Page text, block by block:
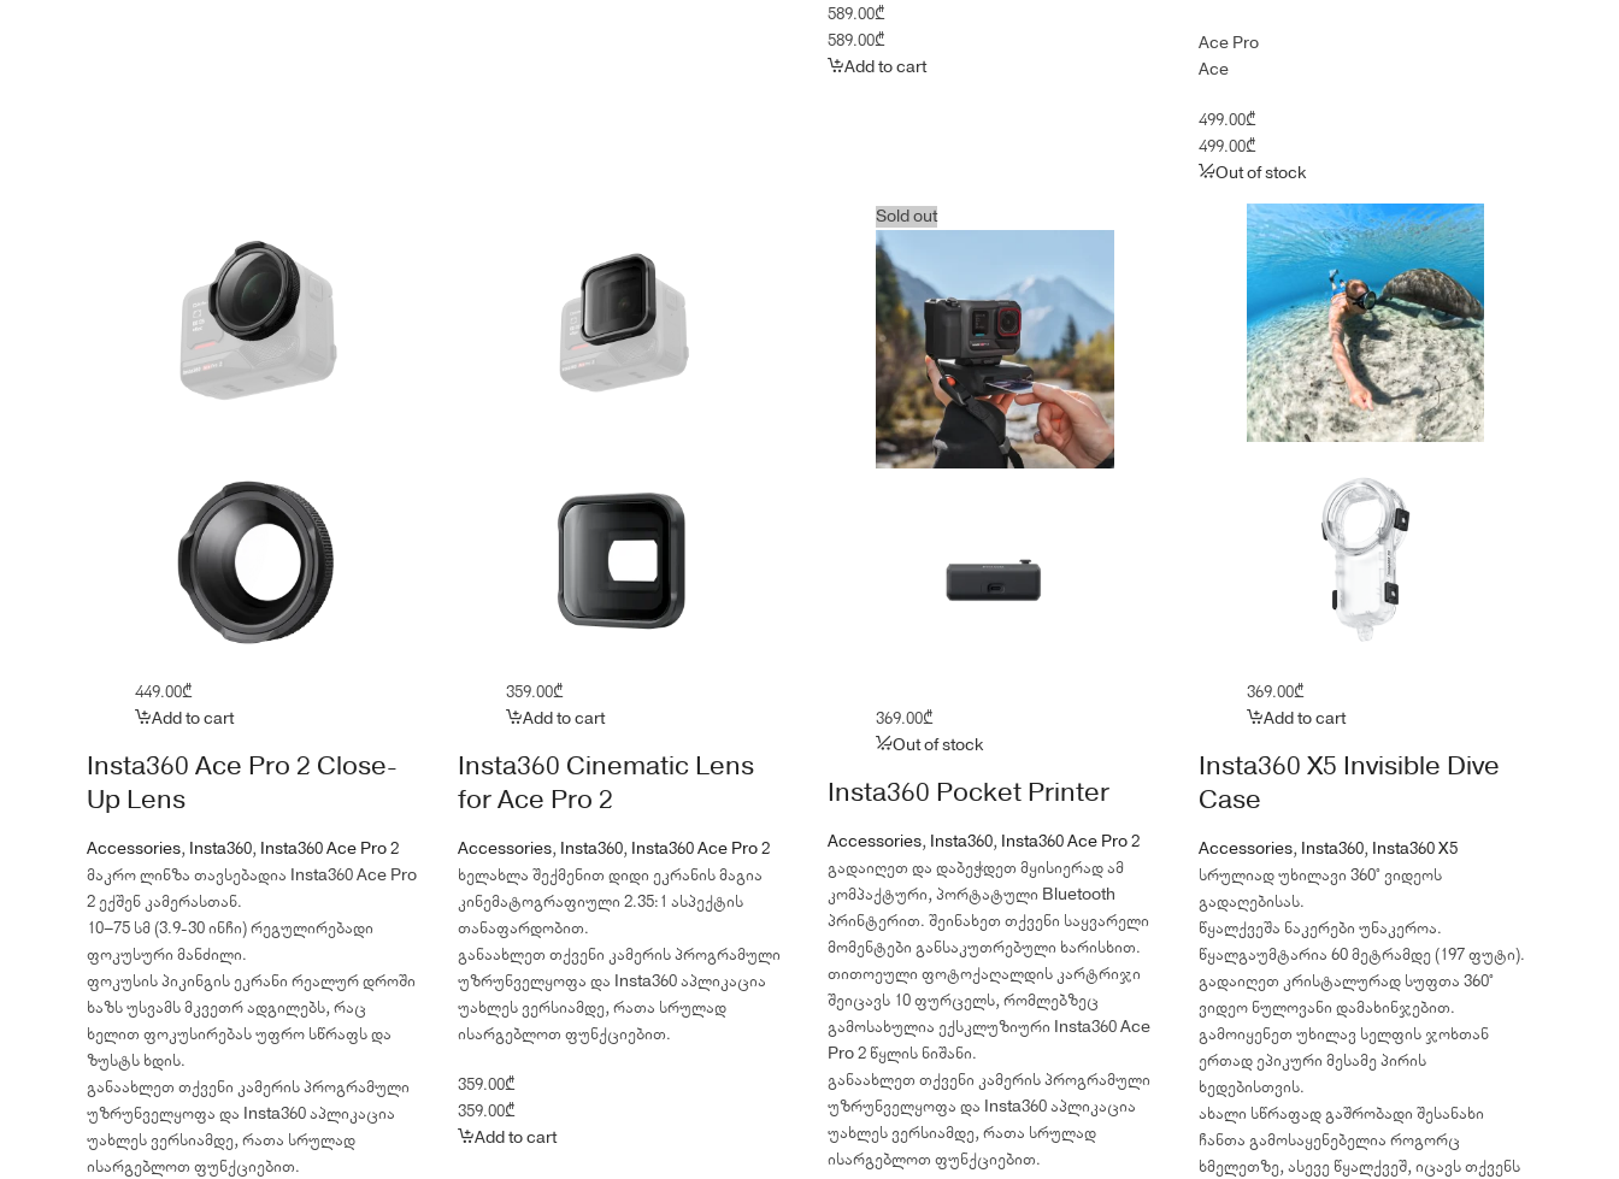
589.00₾
589.00₾
Add to cart
Ace Pro
Ace
499.00₾
499.00₾
Out of stock
449.00₾
Add to cart
Insta360 Ace Pro 2 Close-
Up Lens
Accessories, Insta360, Insta360 Ace Pro 2
მაკრო ლინზა თავსებადია Insta360 Ace Pro
2 ექშენ კამერასთან.
10–75 სმ (3.9-30 ინჩი) რეგულირებადი
ფოკუსური მანძილი.
ფოკუსის პიკინგის ეკრანი რეალურ დროში
ხაზს უსვამს მკვეთრ ადგილებს, რაც
ხელით ფოკუსირებას უფრო სწრაფს და
ზუსტს ხდის.
განაახლეთ თქვენი კამერის პროგრამული
უზრუნველყოფა და Insta360 აპლიკაცია
უახლეს ვერსიამდე, რათა სრულად
ისარგებლოთ ფუნქციებით.
359.00₾
Add to cart
Insta360 Cinematic Lens
for Ace Pro 2
Accessories, Insta360, Insta360 Ace Pro 2
ხელახლა შექმენით დიდი ეკრანის მაგია
კინემატოგრაფიული 2.35:1 ასპექტის
თანაფარდობით.
განაახლეთ თქვენი კამერის პროგრამული
უზრუნველყოფა და Insta360 აპლიკაცია
უახლეს ვერსიამდე, რათა სრულად
ისარგებლოთ ფუნქციებით.
359.00₾
359.00₾
Add to cart
Sold out
369.00₾
Out of stock
Insta360 Pocket Printer
Accessories, Insta360, Insta360 Ace Pro 2
გადაიღეთ და დაბეჭდეთ მყისიერად ამ
კომპაქტური, პორტატული Bluetooth
პრინტერით. შეინახეთ თქვენი საყვარელი
მომენტები განსაკუთრებული ხარისხით.
თითოეული ფოტოქაღალდის კარტრიჯი
შეიცავს 10 ფურცელს, რომლებზეც
გამოსახულია ექსკლუზიური Insta360 Ace
Pro 2 წყლის ნიშანი.
განაახლეთ თქვენი კამერის პროგრამული
უზრუნველყოფა და Insta360 აპლიკაცია
უახლეს ვერსიამდე, რათა სრულად
ისარგებლოთ ფუნქციებით.
369.00₾
Add to cart
Insta360 X5 Invisible Dive
Case
Accessories, Insta360, Insta360 X5
სრულიად უხილავი 360° ვიდეოს
გადაღებისას.
წყალქვეშა ნაკერები უნაკეროა.
წყალგაუმტარია 60 მეტრამდე (197 ფუტი).
გადაიღეთ კრისტალურად სუფთა 360°
ვიდეო ნულოვანი დამახინჯებით.
გამოიყენეთ უხილავ სელფის ჯოხთან
ერთად ეპიკური მესამე პირის
ხედებისთვის.
ახალი სწრაფად გაშრობადი შესანახი
ჩანთა გამოსაყენებელია როგორც
ხმელეთზე, ასევე წყალქვეშ, იცავს თქვენს